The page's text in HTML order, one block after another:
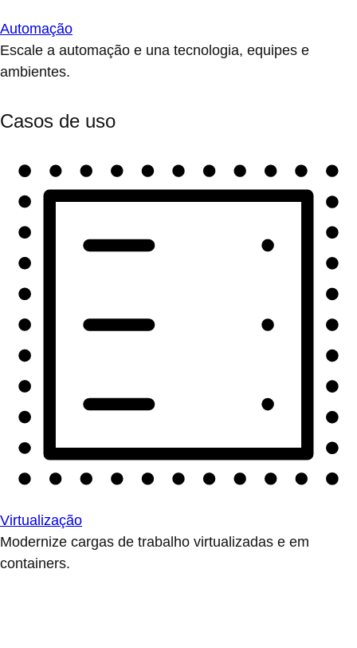
Automação
Escale a automação e una tecnologia, equipes e
ambientes.
Casos de uso
Virtualização
Modernize cargas de trabalho virtualizadas e em
containers.